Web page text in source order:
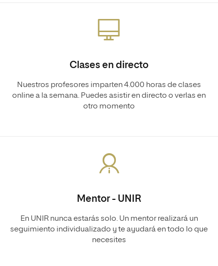
Clases en directo
Nuestros profesores imparten 4.000 horas de clases
online a la semana. Puedes asistir en directo o verlas en
otro momento
Mentor - UNIR
En UNIR nunca estarás solo. Un mentor realizará un
seguimiento individualizado y te ayudará en todo lo que
necesites